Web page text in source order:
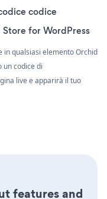
codice
for WordPress
in qualsiasi elemento Orchid
un codice di
live e apparirà il tuo
features and